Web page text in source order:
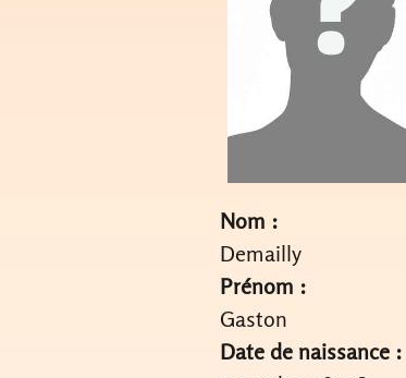
Nom :
Demailly
Prénom :
Gaston
Date de naissance :